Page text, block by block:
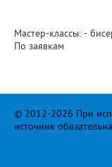
Мастер-классы: -
По заявкам
© 2012-2026 При
источник